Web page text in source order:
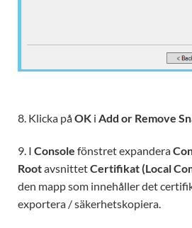
8. Klicka påOK i Add or Remove
9. I Console fönstret expandera
RootavsnittetCertifikat (Local
den mapp som innehåller det
exportera / säkerhetskopiera.